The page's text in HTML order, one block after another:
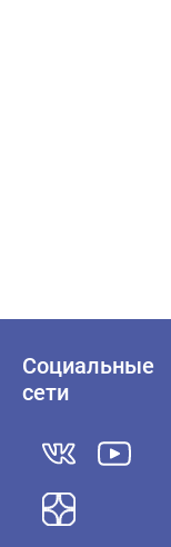
Социальные
сети